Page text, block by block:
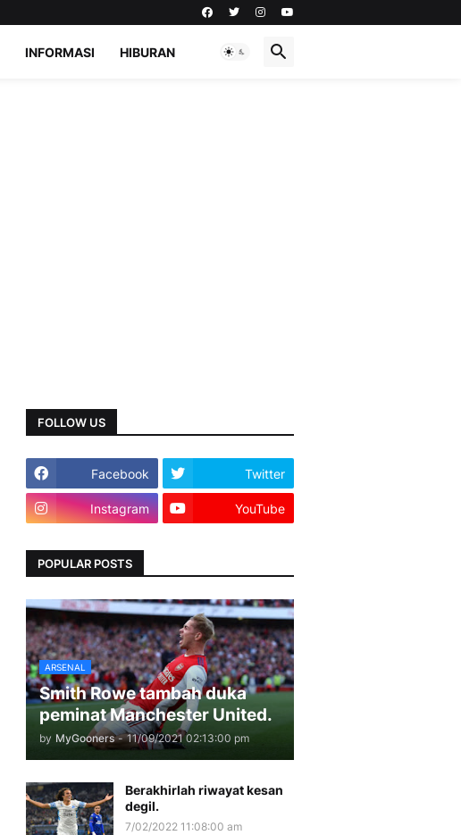
INFORMASI HIBURAN
FOLLOW US
Facebook Twitter
Instagram YouTube
POPULAR POSTS
ARSENAL
Smith Rowe tambah duka
peminat Manchester United.
by MyGooners - 11/09/2021 02:13:00 pm
Berakhirlah riwayat kesan
degil.
7/02/2022 11:08:00 am